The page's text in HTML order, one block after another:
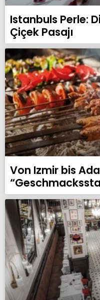
Istanbuls Perle:
Çiçek Pasajı
Von Izmir bis